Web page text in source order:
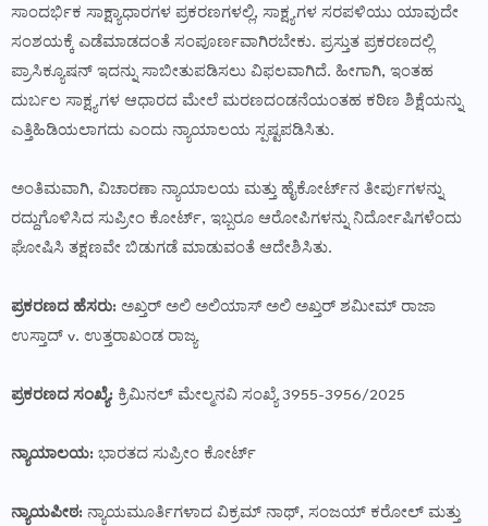
ಸಾಂದರ್ಭಿಕ ಸಾಕ್ಷ್ಯಾಧಾರಗಳ ಪ್ರಕರಣಗಳಲ್ಲಿ, ಸಾಕ್ಷ್ಯಗಳ ಸರಪಳಿಯು ಯಾವುದೇ
ಸಂಶಯಕ್ಕೆ ಎಡೆಮಾಡದಂತೆ ಸಂಪೂರ್ಣವಾಗಿರಬೇಕು. ಪ್ರಸ್ತುತ ಪ್ರಕರಣದಲ್ಲಿ
ಪ್ರಾಸಿಕ್ಯೂಷನ್ ಇದನ್ನು ಸಾಬೀತುಪಡಿಸಲು ವಿಫಲವಾಗಿದೆ. ಹೀಗಾಗಿ, ಇಂತಹ
ದುರ್ಬಲ ಸಾಕ್ಷ್ಯಗಳ ಆಧಾರದ ಮೇಲೆ ಮರಣದಂಡನೆಯಂತಹ ಕಠಿಣ ಶಿಕ್ಷೆಯನ್ನು
ಎತ್ತಿಹಿಡಿಯಲಾಗದು ಎಂದು ನ್ಯಾಯಾಲಯ ಸ್ಪಷ್ಟಪಡಿಸಿತು.
ಅಂತಿಮವಾಗಿ, ವಿಚಾರಣಾ ನ್ಯಾಯಾಲಯ ಮತ್ತು ಹೈಕೋರ್ಟ್‌ನ ತೀರ್ಪುಗಳನ್ನು
ರದ್ದುಗೊಳಿಸಿದ ಸುಪ್ರೀಂ ಕೋರ್ಟ್, ಇಬ್ಬರೂ ಆರೋಪಿಗಳನ್ನು ನಿರ್ದೋಷಿಗಳೆಂದು
ಘೋಷಿಸಿ ತಕ್ಷಣವೇ ಬಿಡುಗಡೆ ಮಾಡುವಂತೆ ಆದೇಶಿಸಿತು.
ಪ್ರಕರಣದ ಹೆಸರು: ಅಖ್ತರ್ ಅಲಿ ಅಲಿಯಾಸ್ ಅಲಿ ಅಖ್ತರ್ ಶಮೀಮ್ ರಾಜಾ
ಉಸ್ತಾದ್ v. ಉತ್ತರಾಖಂಡ ರಾಜ್ಯ
ಪ್ರಕರಣದ ಸಂಖ್ಯೆ: ಕ್ರಿಮಿನಲ್ ಮೇಲ್ಮನವಿ ಸಂಖ್ಯೆ 3955-3956/2025
ನ್ಯಾಯಾಲಯ: ಭಾರತದ ಸುಪ್ರೀಂ ಕೋರ್ಟ್
ನ್ಯಾಯಪೀಠ: ನ್ಯಾಯಮೂರ್ತಿಗಳಾದ ವಿಕ್ರಮ್ ನಾಥ್, ಸಂಜಯ್ ಕರೋಲ್ ಮತ್ತು